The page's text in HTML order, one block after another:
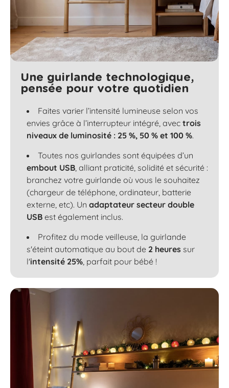
Une guirlande technologique,
pensée pour votre quotidien
Faites varier l’intensité lumineuse selon vos
envies grâce à l’interrupteur intégré, avec trois
niveaux de luminosité : 25 %, 50 % et 100 %.
Toutes nos guirlandes sont équipées d’un
embout USB, alliant praticité, solidité et sécurité :
branchez votre guirlande où vous le souhaitez
(chargeur de téléphone, ordinateur, batterie
externe, etc). Un adaptateur secteur double
USB est également inclus.
Profitez du mode veilleuse, la guirlande
s'éteint automatique au bout de 2 heures sur
l'intensité 25%, parfait pour bébé !